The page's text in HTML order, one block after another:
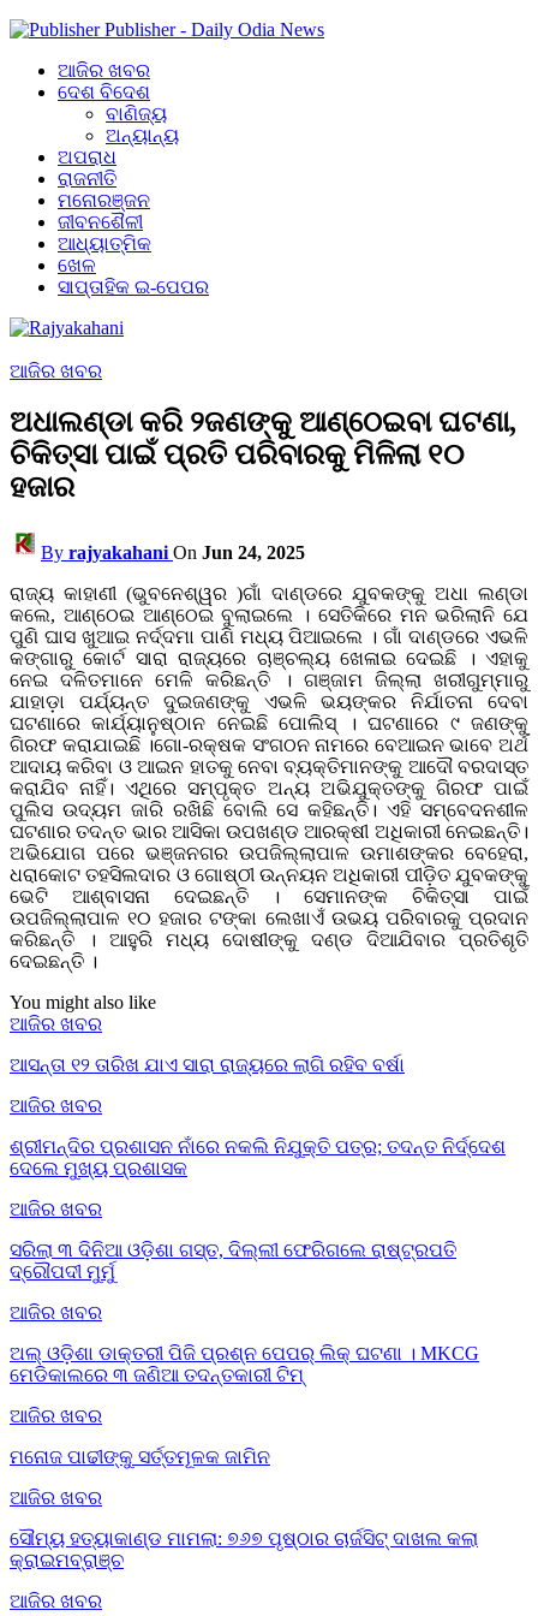
Publisher - Daily Odia News
ଆଜିର ଖବର
ଦେଶ ବିଦେଶ
ବାଣିଜ୍ୟ
ଅନ୍ୟାନ୍ୟ
ଅପରାଧ
ରାଜନୀତି
ମନୋରଞ୍ଜନ
ଜୀବନଶୈଳୀ
ଆଧ୍ୟାତ୍ମିକ
ଖେଳ
ସାପ୍ତାହିକ ଇ-ପେପର
ଆଜିର ଖବର
ଅଧାଲଣ୍ଡା କରି ୨ଜଣଙ୍କୁ ଆଣ୍ଠେଇବା ଘଟଣା,
ଚିକିତ୍ସା ପାଇଁ ପ୍ରତି ପରିବାରକୁ ମିଳିଲା ୧୦
ହଜାର
By rajyakahani On Jun 24, 2025
ରାଜ୍ୟ କାହାଣୀ (ଭୁବନେଶ୍ୱର )ଗାଁ ଦାଣ୍ଡରେ ଯୁବକଙ୍କୁ ଅଧା ଲଣ୍ଡା
କଲେ, ଆଣ୍ଠେଇ ଆଣ୍ଠେଇ ବୁଲାଇଲେ । ସେତିକିରେ ମନ ଭରିଲାନି ଯେ
ପୁଣି ଘାସ ଖୁଆଇ ନର୍ଦ୍ଦମା ପାଣି ମଧ୍ୟ ପିଆଇଲେ । ଗାଁ ଦାଣ୍ଡରେ ଏଭଳି
କଙ୍ଗାରୁ କୋର୍ଟ ସାରା ରାଜ୍ୟରେ ଚାଞ୍ଚଲ୍ୟ ଖେଳାଇ ଦେଇଛି । ଏହାକୁ
ନେଇ ଦଳିତମାନେ ମେଳି କରିଛନ୍ତି । ଗଞ୍ଜାମ ଜିଲ୍ଲା ଖରୀଗୁମ୍ମାରୁ
ଯାହାଡ଼ା ପର୍ଯ୍ୟନ୍ତ ଦୁଇଜଣଙ୍କୁ ଏଭଳି ଭୟଙ୍କର ନିର୍ଯାତନା ଦେବା
ଘଟଣାରେ କାର୍ଯ୍ୟାନୁଷ୍ଠାନ ନେଇଛି ପୋଲିସ୍ । ଘଟଣାରେ ୯ ଜଣଙ୍କୁ
ଗିରଫ କରାଯାଇଛି ।ଗୋ-ରକ୍ଷକ ସଂଗଠନ ନାମରେ ବେଆଇନ ଭାବେ ଅର୍ଥ
ଆଦାୟ କରିବା ଓ ଆଇନ ହାତକୁ ନେବା ବ୍ୟକ୍ତିମାନଙ୍କୁ ଆଦୌ ବରଦାସ୍ତ
କରାଯିବ ନାହିଁ। ଏଥିରେ ସମ୍ପୃକ୍ତ ଅନ୍ୟ ଅଭିଯୁକ୍ତଙ୍କୁ ଗିରଫ ପାଇଁ
ପୁଲିସ ଉଦ୍ୟମ ଜାରି ରଖିଛି ବୋଲି ସେ କହିଛନ୍ତି। ଏହି ସମ୍ବେଦନଶୀଳ
ଘଟଣାର ତଦନ୍ତ ଭାର ଆସିକା ଉପଖଣ୍ଡ ଆରକ୍ଷୀ ଅଧିକାରୀ ନେଇଛନ୍ତି।
ଅଭିଯୋଗ ପରେ ଭଞ୍ଜନଗର ଉପଜିଲ୍ଲାପାଳ ଉମାଶଙ୍କର ବେହେରା,
ଧରାକୋଟ ତହସିଲଦାର ଓ ଗୋଷ୍ଠୀ ଉନ୍ନୟନ ଅଧିକାରୀ ପୀଡ଼ିତ ଯୁବକଙ୍କୁ
ଭେଟି ଆଶ୍ବାସନା ଦେଇଛନ୍ତି । ସେମାନଙ୍କ ଚିକିତ୍ସା ପାଇଁ
ଉପଜିଲ୍ଲାପାଳ ୧୦ ହଜାର ଟଙ୍କା ଲେଖାଏଁ ଉଭୟ ପରିବାରକୁ ପ୍ରଦାନ
କରିଛନ୍ତି । ଆହୁରି ମଧ୍ୟ ଦୋଷୀଙ୍କୁ ଦଣ୍ଡ ଦିଆଯିବାର ପ୍ରତିଶୃତି
ଦେଇଛନ୍ତି ।
You might also like
ଆଜିର ଖବର
ଆସନ୍ତା ୧୨ ତାରିଖ ଯାଏ ସାରା ରାଜ୍ୟରେ ଲାଗି ରହିବ ବର୍ଷା
ଆଜିର ଖବର
ଶ୍ରୀମନ୍ଦିର ପ୍ରଶାସନ ନାଁରେ ନକଲି ନିଯୁକ୍ତି ପତ୍ର; ତଦନ୍ତ ନିର୍ଦ୍ଦେଶ
ଦେଲେ ମୁଖ୍ୟ ପ୍ରଶାସକ
ଆଜିର ଖବର
ସରିଲା ୩ ଦିନିଆ ଓଡ଼ିଶା ଗସ୍ତ, ଦିଲ୍ଲୀ ଫେରିଗଲେ ରାଷ୍ଟ୍ରପତି
ଦ୍ରୌପଦୀ ମୁର୍ମୁ
ଆଜିର ଖବର
ଅଲ୍ ଓଡ଼ିଶା ଡାକ୍ତରୀ ପିଜି ପ୍ରଶ୍ନ ପେପର୍ ଲିକ୍ ଘଟଣା । MKCG
ମେଡିକାଲରେ ୩ ଜଣିଆ ତଦନ୍ତକାରୀ ଟିମ୍
ଆଜିର ଖବର
ମନୋଜ ପାଢୀଙ୍କୁ ସର୍ତ୍ତମୂଳକ ଜାମିନ
ଆଜିର ଖବର
ସୌମ୍ୟ ହତ୍ୟାକାଣ୍ଡ ମାମଲା: ୭୬୭ ପୃଷ୍ଠାର ଚାର୍ଜସିଟ୍ ଦାଖଲ କଲା
କ୍ରାଇମବ୍ରାଞ୍ଚ
ଆଜିର ଖବର